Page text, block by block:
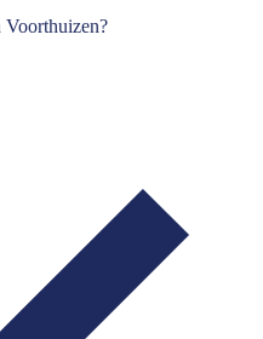
Voorthuizen?